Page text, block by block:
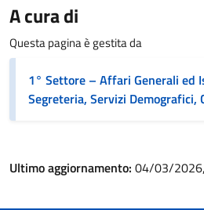
A cura di
Questa pagina è gestita da
1° Settore – Affari Generali ed
Segreteria, Servizi Demografici,
Ultimo aggiornamento: 04/03/